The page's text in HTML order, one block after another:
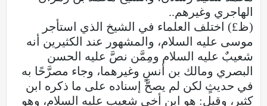
الهاجري وغيرهم..
(ظ£) اختلف العلماء في الشيخ الذي استأجر
موسى عليه السلام، والمشهور عند الكثيرين أنه
شعيبٌ عليه السلام ومِمَّن نصَّ عليه الحسن
البصري ومالك بن أنسٍ وغيرهما، وجاء مصرَّحًا به
في حديثٍ لكن لم يصحَّ إسناده على ما ذكره ابن
كثيرٍ، وقيل: هو ابن أخي شعيبٍ عليه السلام، وهو